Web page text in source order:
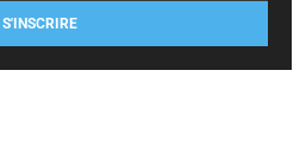
S'INSCRIRE